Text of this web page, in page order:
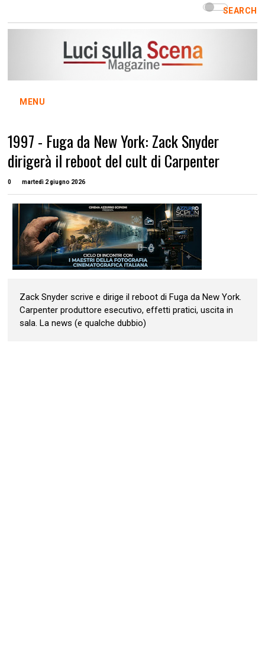
SEARCH
MENU
1997 - Fuga da New York: Zack Snyder
dirigerà il reboot del cult di Carpenter
0 martedì 2 giugno 2026
Zack Snyder scrive e dirige il reboot di Fuga da New York.
Carpenter produttore esecutivo, effetti pratici, uscita in
sala. La news (e qualche dubbio)